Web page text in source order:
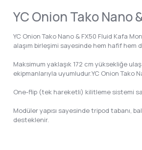
YC Onion Tako Nano
YC Onion Tako Nano & FX50 Fluid Kafa
alaşım birleşimi sayesinde hem hafif hem
Maksimum yaklaşık 172 cm yüksekliğe
ekipmanlarıyla uyumludur.YC Onion Tako
One-flip (tek hareketli) kilitleme sistemi
Modüler yapısı sayesinde tripod tabanı,
desteklenir.